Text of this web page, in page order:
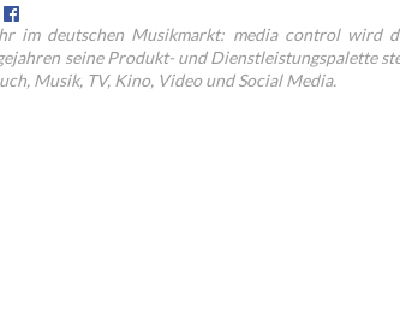
im deutschen Musikmarkt: media control wird
seine Produkt- und Dienstleistungspalette
Musik, TV, Kino, Video und Social Media.